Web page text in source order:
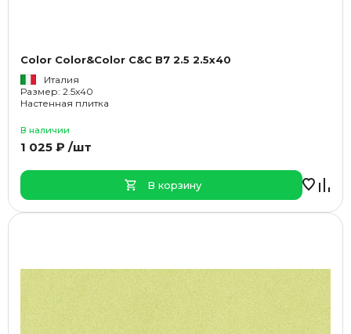
Color Color&Color C&C B7 2.5 2.5x40
Италия
Размер: 2.5x40
Настенная плитка
В наличии
1 025 ₽ /шт
В корзину